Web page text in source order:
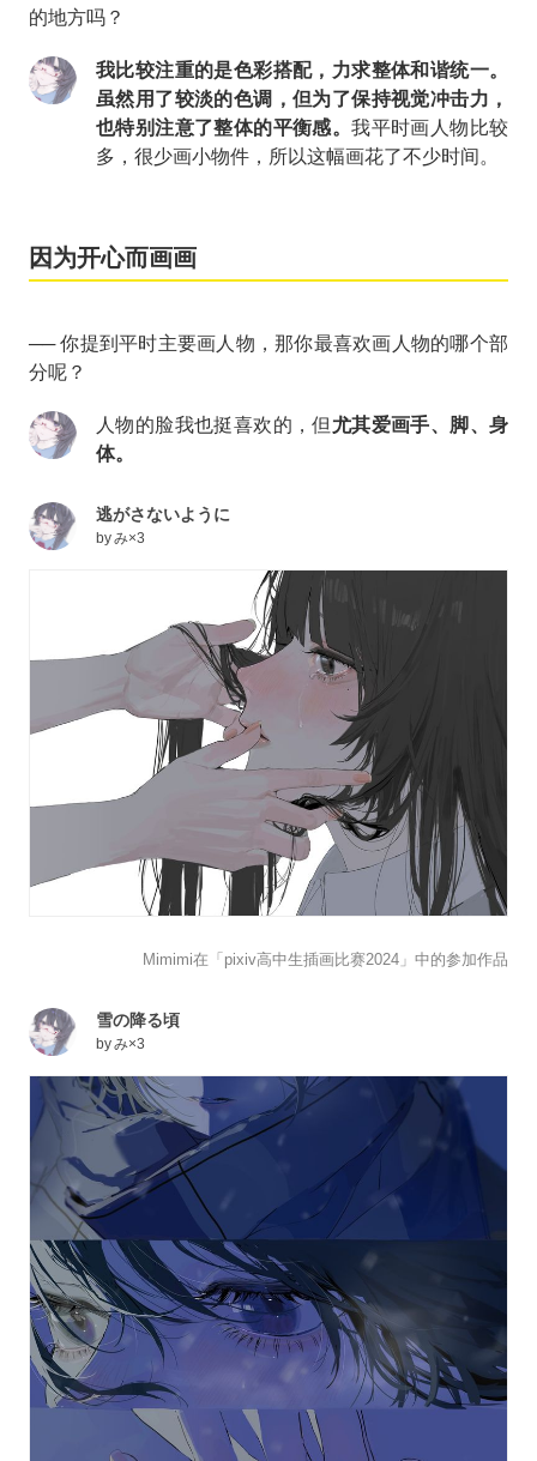
的地方吗？
我比较注重的是色彩搭配，力求整体和谐统一。
虽然用了较淡的色调，但为了保持视觉冲击力，
也特别注意了整体的平衡感。我平时画人物比较
多，很少画小物件，所以这幅画花了不少时间。
因为开心而画画
── 你提到平时主要画人物，那你最喜欢画人物的哪个部
分呢？
人物的脸我也挺喜欢的，但 尤其爱画手、脚、身
体。
逃がさないように
byみ×3
Mimimi在「pixiv高中生插画比赛2024」中的参加作品
雪の降る頃
byみ×3